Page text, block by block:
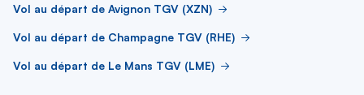
Vol au départ de Avignon TGV (XZN)
Vol au départ de Champagne TGV (RHE)
Vol au départ de Le Mans TGV (LME)